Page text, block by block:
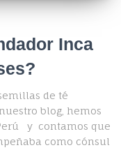
Inca
de té
blog, hemos
y contamos que
como cónsul